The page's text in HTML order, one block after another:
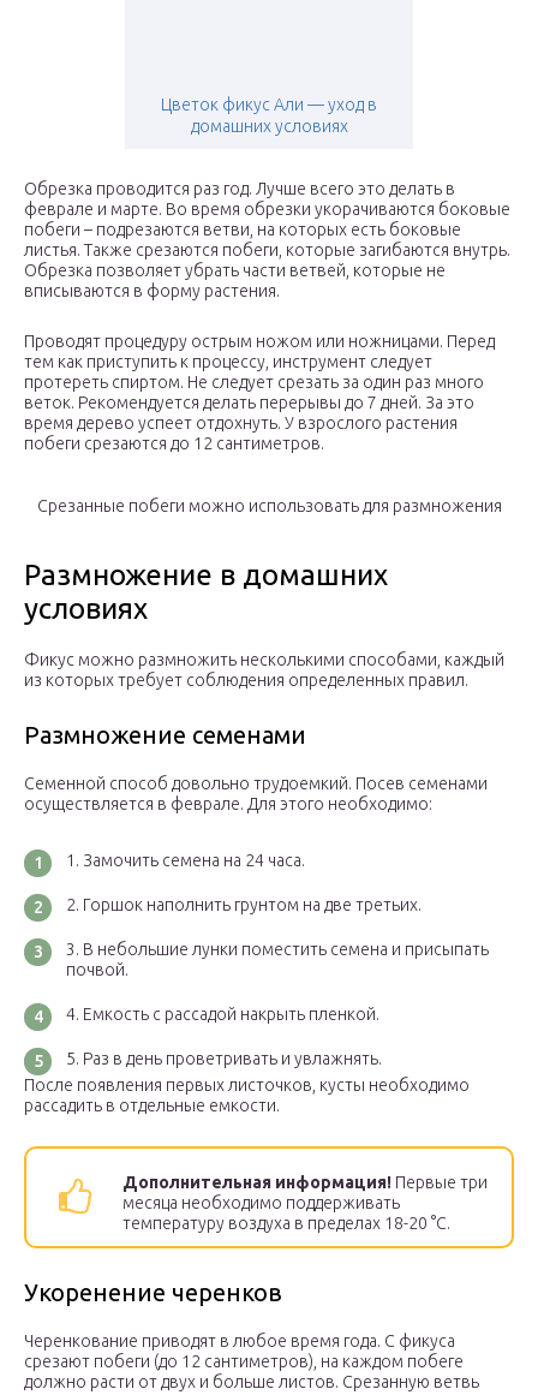
Цветок фикус Али — уход в
домашних условиях
Обрезка проводится раз год. Лучше всего это делать в
феврале и марте. Во время обрезки укорачиваются боковые
побеги – подрезаются ветви, на которых есть боковые
листья. Также срезаются побеги, которые загибаются внутрь.
Обрезка позволяет убрать части ветвей, которые не
вписываются в форму растения.
Проводят процедуру острым ножом или ножницами. Перед
тем как приступить к процессу, инструмент следует
протереть спиртом. Не следует срезать за один раз много
веток. Рекомендуется делать перерывы до 7 дней. За это
время дерево успеет отдохнуть. У взрослого растения
побеги срезаются до 12 сантиметров.
Срезанные побеги можно использовать для размножения
Размножение в домашних
условиях
Фикус можно размножить несколькими способами, каждый
из которых требует соблюдения определенных правил.
Размножение семенами
Семенной способ довольно трудоемкий. Посев семенами
осуществляется в феврале. Для этого необходимо:
Замочить семена на 24 часа.
Горшок наполнить грунтом на две третьих.
В небольшие лунки поместить семена и присыпать
почвой.
Емкость с рассадой накрыть пленкой.
Раз в день проветривать и увлажнять.
После появления первых листочков, кусты необходимо
рассадить в отдельные емкости.
Дополнительная информация! Первые три
месяца необходимо поддерживать
температуру воздуха в пределах 18-20 °С.
Укоренение черенков
Черенкование приводят в любое время года. С фикуса
срезают побеги (до 12 сантиметров), на каждом побеге
должно расти от двух и больше листов. Срезанную ветвь